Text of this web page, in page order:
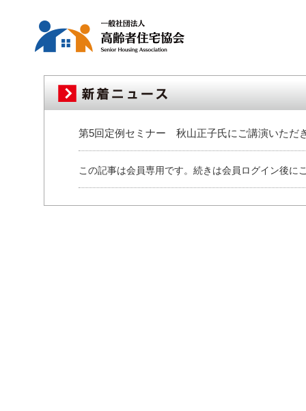
第5回定例セミナー 秋山正子氏にご講演いただ
この記事は会員専用です。続きは会員ログイン後に